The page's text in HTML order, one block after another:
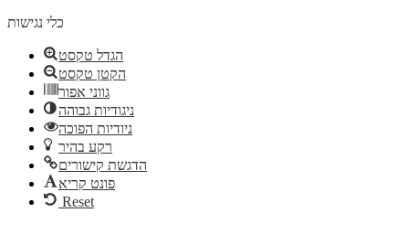
כלי נגישות
הגדל טקסט
הקטן טקסט
גווני אפור
ניגודיות גבוהה
ניודיות הפוכה
רקע בהיר
הדגשת קישורים
פונט קריא
Reset